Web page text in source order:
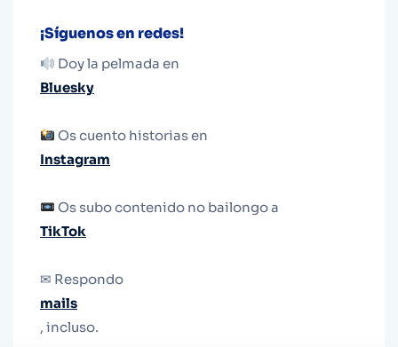
¡Síguenos en redes!
Doy la pelmada en
Bluesky
Os cuento historias en
Instagram
Os subo contenido no bailongo a
TikTok
✉ Respondo
mails
, incluso.